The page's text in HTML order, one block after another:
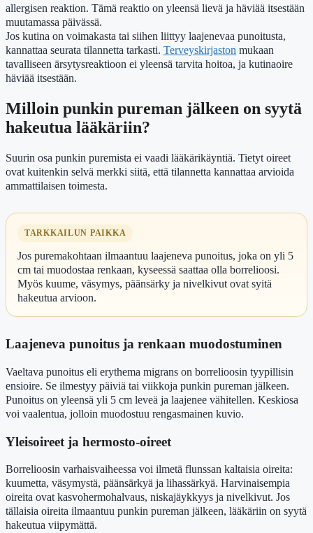
allergisen reaktion. Tämä reaktio on yleensä lievä ja häviää itsestään
muutamassa päivässä.
Jos kutina on voimakasta tai siihen liittyy laajenevaa punoitusta,
kannattaa seurata tilannetta tarkasti. Terveyskirjaston mukaan
tavalliseen ärsytysreaktioon ei yleensä tarvita hoitoa, ja kutinaoire
häviää itsestään.
Milloin punkin pureman jälkeen on syytä
hakeutua lääkäriin?
Suurin osa punkin puremista ei vaadi lääkärikäyntiä. Tietyt oireet
ovat kuitenkin selvä merkki siitä, että tilannetta kannattaa arvioida
ammattilaisen toimesta.
TARKKAILUN PAIKKA
Jos puremakohtaan ilmaantuu laajeneva punoitus, joka on yli 5
cm tai muodostaa renkaan, kyseessä saattaa olla borrelioosi.
Myös kuume, väsymys, päänsärky ja nivelkivut ovat syitä
hakeutua arvioon.
Laajeneva punoitus ja renkaan muodostuminen
Vaeltava punoitus eli erythema migrans on borrelioosin tyypillisin
ensioire. Se ilmestyy päiviä tai viikkoja punkin pureman jälkeen.
Punoitus on yleensä yli 5 cm leveä ja laajenee vähitellen. Keskiosa
voi vaalentua, jolloin muodostuu rengasmainen kuvio.
Yleisoireet ja hermosto-oireet
Borrelioosin varhaisvaiheessa voi ilmetä flunssan kaltaisia oireita:
kuumetta, väsymystä, päänsärkyä ja lihassärkyä. Harvinaisempia
oireita ovat kasvohermohalvaus, niskajäykkyys ja nivelkivut. Jos
tällaisia oireita ilmaantuu punkin pureman jälkeen, lääkäriin on syytä
hakeutua viipymättä.